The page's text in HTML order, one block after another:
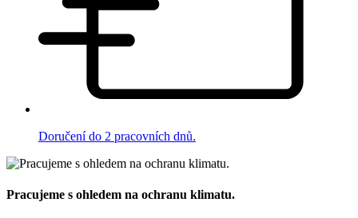
Doručení do 2 pracovních dnů.
Pracujeme s ohledem na ochranu klimatu.